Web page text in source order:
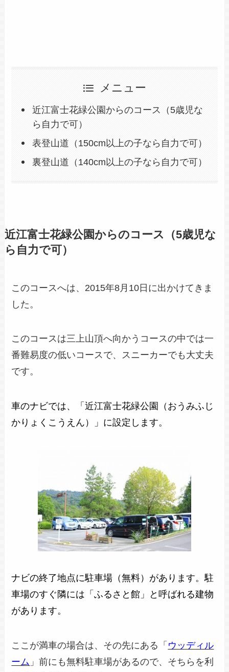
メニュー
近江富士花緑公園からのコース（5歳児な
ら自力で可）
表登山道（150cm以上の子なら自力で可）
裏登山道（140cm以上の子なら自力で可）
近江富士花緑公園からのコース（5歳児な
ら自力で可）
このコースへは、2015年8月10日に出かけてきま
した。
このコースは三上山頂へ向かうコースの中では一
番難易度の低いコースで、スニーカーでも大丈夫
です。
車のナビでは、「近江富士花緑公園（おうみふじ
かりょくこうえん）」に設定します。
ナビの終了地点に駐車場（無料）があります。駐
車場のすぐ隣には「ふるさと館」と呼ばれる建物
があります。
ここが満車の場合は、その先にある「 ウッディル
ーム 」前にも無料駐車場があるので、そちらを利